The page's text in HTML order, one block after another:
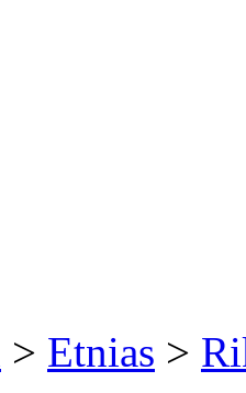
> Etnias >